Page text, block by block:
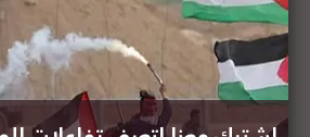
المجلس الوطني الفلسطيني يراسل
لإنقاذ حياة الأسير كمال أبو